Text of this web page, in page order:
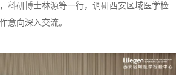
科研博士林源等一行，调研西安区域医学检
意向深入交流。